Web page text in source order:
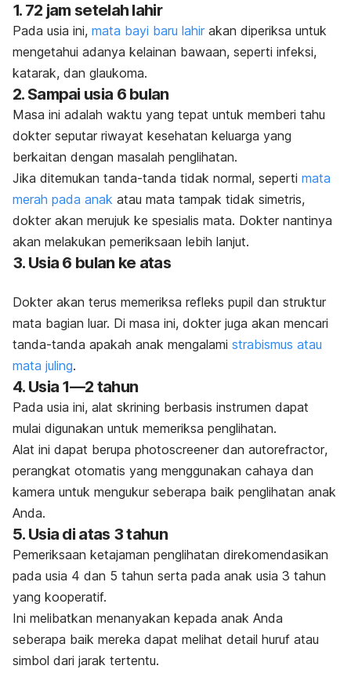
1. 72 jam setelah lahir
Pada usia ini, mata bayi baru lahir akan diperiksa untuk
mengetahui adanya kelainan bawaan, seperti infeksi,
katarak, dan glaukoma.
2. Sampai usia 6 bulan
Masa ini adalah waktu yang tepat untuk memberi tahu
dokter seputar riwayat kesehatan keluarga yang
berkaitan dengan masalah penglihatan.
Jika ditemukan tanda-tanda tidak normal, seperti mata
merah pada anak atau mata tampak tidak simetris,
dokter akan merujuk ke spesialis mata. Dokter nantinya
akan melakukan pemeriksaan lebih lanjut.
3. Usia 6 bulan ke atas
Dokter akan terus memeriksa refleks pupil dan struktur
mata bagian luar. Di masa ini, dokter juga akan mencari
tanda-tanda apakah anak mengalami strabismus atau
mata juling.
4. Usia 1—2 tahun
Pada usia ini, alat skrining berbasis instrumen dapat
mulai digunakan untuk memeriksa penglihatan.
Alat ini dapat berupa photoscreener dan autorefractor,
perangkat otomatis yang menggunakan cahaya dan
kamera untuk mengukur seberapa baik penglihatan anak
Anda.
5. Usia di atas 3 tahun
Pemeriksaan ketajaman penglihatan direkomendasikan
pada usia 4 dan 5 tahun serta pada anak usia 3 tahun
yang kooperatif.
Ini melibatkan menanyakan kepada anak Anda
seberapa baik mereka dapat melihat detail huruf atau
simbol dari jarak tertentu.